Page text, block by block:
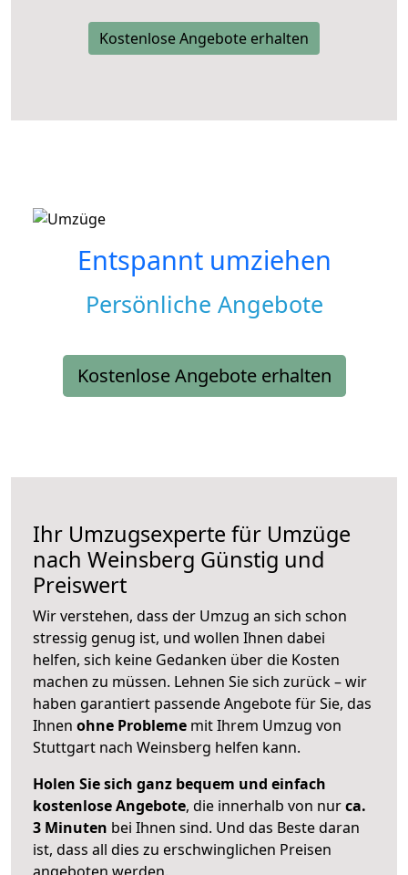
Kostenlose Angebote erhalten
Entspannt umziehen
Persönliche Angebote
Kostenlose Angebote erhalten
Ihr Umzugsexperte für Umzüge
nach Weinsberg Günstig und
Preiswert
Wir verstehen, dass der Umzug an sich schon
stressig genug ist, und wollen Ihnen dabei
helfen, sich keine Gedanken über die Kosten
machen zu müssen. Lehnen Sie sich zurück – wir
haben garantiert passende Angebote für Sie, das
Ihnen ohne Probleme mit Ihrem Umzug von
Stuttgart nach Weinsberg helfen kann.
Holen Sie sich ganz bequem und einfach
kostenlose Angebote, die innerhalb von nurca.
3 Minuten bei Ihnen sind. Und das Beste daran
ist, dass all dies zu erschwinglichen Preisen